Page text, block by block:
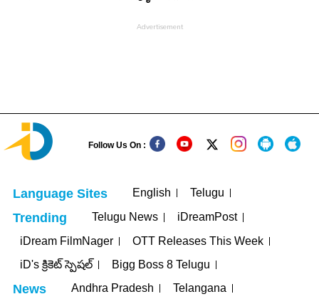
Follow Us On :
Language Sites English Telugu
Trending Telugu News
iDreamPost
iDream FilmNager
OTT Releases This Week
iD's క్రికెట్ స్పెషల్
Bigg Boss 8 Telugu
News Andhra Pradesh Telangana